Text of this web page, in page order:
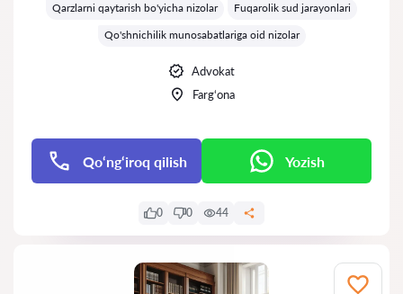
Qarzlarni qaytarish bo'yicha nizolar
Fuqarolik sud jarayonlari
Qo'shnichilik munosabatlariga oid nizolar
Advokat
Farg‘ona
Qo‘ng‘iroq qilish Yozish
0 0 44